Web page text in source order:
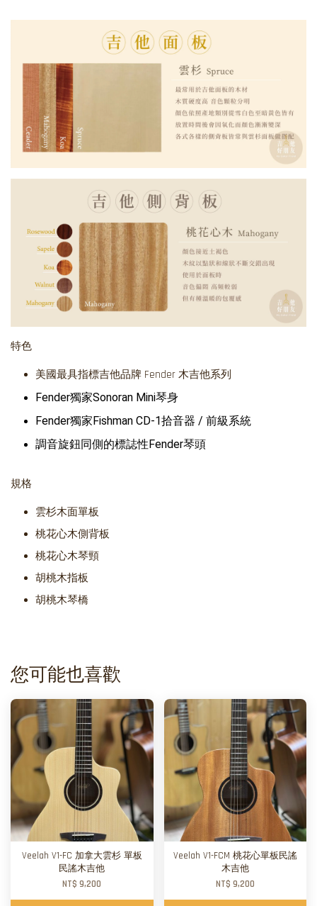
特色
美國最具指標吉他品牌 Fender 木吉他系列
Fender獨家Sonoran Mini琴身
Fender獨家Fishman CD-1拾音器 / 前級系統
調音旋鈕同側的標誌性Fender琴頭
規格
雲杉木面單板
桃花心木側背板
桃花心木琴頸
胡桃木指板
胡桃木琴橋
您可能也喜歡
Veelah V1-FC 加拿大雲杉 單板
民謠木吉他
NT$ 9,200
Veelah V1-FCM 桃花心單板民謠
木吉他
NT$ 9,200